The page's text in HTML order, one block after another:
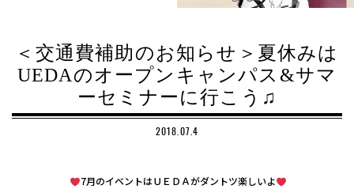
＜交通費補助のお知らせ＞夏休みは
UEDAのオープンキャンパス&サマ
ーセミナーに行こう♫
2018.07.4
7月のイベントはＵＥＤＡがダントツ楽しいよ